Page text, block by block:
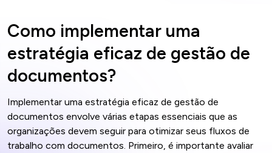
Como implementar uma
estratégia eficaz de gestão de
documentos?
Implementar uma estratégia eficaz de gestão de
documentos envolve várias etapas essenciais que as
organizações devem seguir para otimizar seus fluxos de
trabalho com documentos. Primeiro, é importante avaliar